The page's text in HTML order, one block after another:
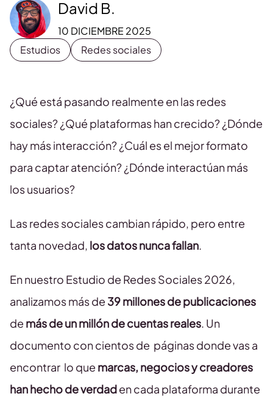
David B.
10 DICIEMBRE 2025
Estudios
Redes sociales
¿Qué está pasando realmente en las redes
sociales? ¿Qué plataformas han crecido? ¿Dónde
hay más interacción? ¿Cuál es el mejor formato
para captar atención? ¿Dónde interactúan más
los usuarios?
Las redes sociales cambian rápido, pero entre
tanta novedad, los datos nunca fallan.
En nuestro Estudio de Redes Sociales 2026,
analizamos más de 39 millones de publicaciones
de más de un millón de cuentas reales. Un
documento con cientos de páginas donde vas a
encontrar lo que marcas, negocios y creadores
han hecho de verdaden cada plataforma durante